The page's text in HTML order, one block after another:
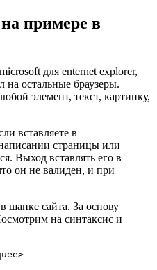
примере в
для enternet explorer,
на остальные браузеры.
элемент, текст, картинку,
вставляете в
страницы или
Выход вставлять его в
он не валиден, и при
шапке сайта. За основу
на синтаксис и